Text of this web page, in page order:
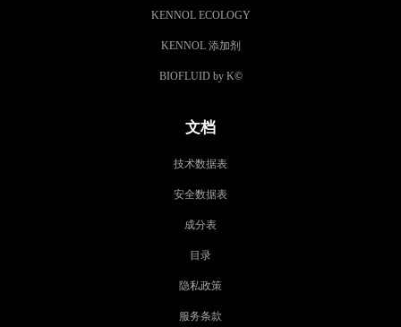
KENNOL ECOLOGY
KENNOL 添加剂
BIOFLUID by K©
文档
技术数据表
安全数据表
成分表
目录
隐私政策
服务条款